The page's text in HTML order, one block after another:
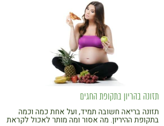
תזונה בהריון בתקופת החגים
תזונה בריאה חשובה תמיד, ועל אחת כמה וכמה
בתקופת ההיריון. מה אסור ומה מותר לאכול לקראת